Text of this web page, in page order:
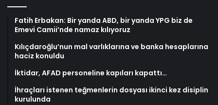
Fatih Erbakan: Bir yanda ABD, bir yanda YPG biz de
Emevi Camii’nde namaz kılıyoruz
Kılıçdaroğlu’nun mal varlıklarına ve banka hesaplarına
haciz konuldu
İktidar, AFAD personeline kapıları kapattı…
İhraçları istenen teğmenlerin dosyası ikinci kez disiplin
kurulunda